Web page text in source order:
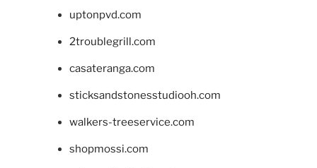
uptonpvd.com
2troublegrill.com
casateranga.com
sticksandstonesstudiooh.com
walkers-treeservice.com
shopmossi.com